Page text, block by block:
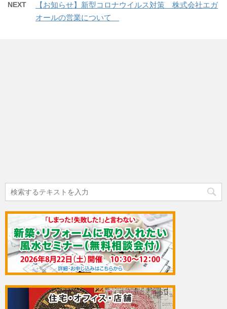
NEXT
【お知らせ】新型コロナウイルス対策 株式会社エガ
オールの営業について